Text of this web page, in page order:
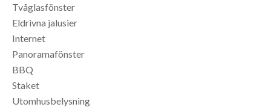
Tvåglasfönster
Eldrivna jalusier
Internet
Panoramafönster
BBQ
Staket
Utomhusbelysning